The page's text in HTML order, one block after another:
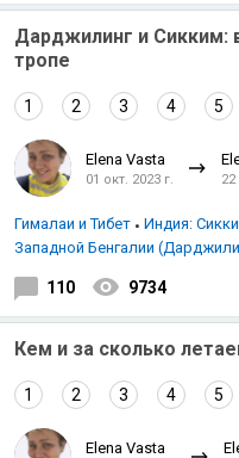
Дарджилинг и Сикким:
тропе
1 2 3 4 5
Elena Vasta
01 окт. 2023 г. 22
Гималаи и Тибет
Индия:
Западной Бенгалии
110 9734
Кем и за сколько
1 2 3 4 5
Elena Vasta